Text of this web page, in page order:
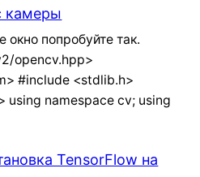
камеры
окно попробуйте так.
opencv.hpp>
#include <stdlib.h>
using namespace cv; using
TensorFlow на